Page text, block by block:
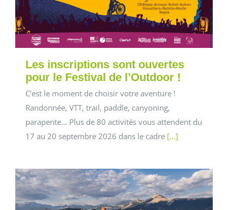
Les inscriptions sont ouvertes
pour le Festival de l’Outdoor !
C'est le moment de choisir votre aventure !
Randonnée, VTT, trail, paddle, canyoning,
parapente… Plus de 80 activités vous attendent du
17 au 20 septembre 2026 dans le cadre [...]